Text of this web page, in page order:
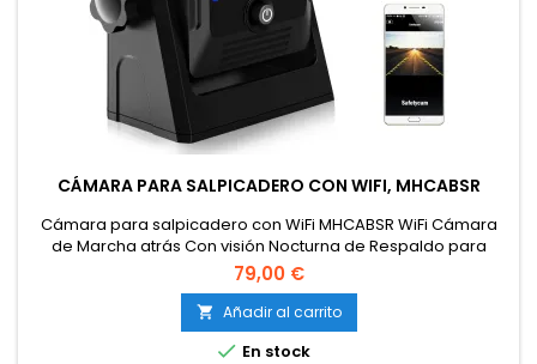
CÁMARA PARA SALPICADERO CON WIFI, MHCABSR
Cámara para salpicadero con WiFi MHCABSR WiFi Cámara
de Marcha atrás Con visión Nocturna de Respaldo para
salpicadero
79,00 €
 Añadir al carrito
 En stock